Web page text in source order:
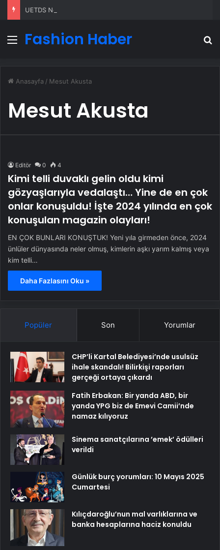
Menü
Fashion Haber
Anasayfa / Mesut Akusta
Mesut Akusta
Editör 0 4
Kimi telli duvaklı gelin oldu kimi
gözyaşlarıyla vedalaştı… Yine de en çok
onlar konuşuldu! İşte 2024 yılında en çok
konuşulan magazin olayları!
EN ÇOK BUNLARI KONUŞTUK! Yeni yıla girmeden önce, 2024
ünlüler dünyasında neler olmuş, kimlerin aşkı yarım kalmış veya
kim telli…
Daha Fazlasını Oku »
Popüler Son Yorumlar
CHP’li Kartal Belediyesi’nde usulsüz
ihale skandalı! Bilirkişi raporları
gerçeği ortaya çıkardı
Fatih Erbakan: Bir yanda ABD, bir
yanda YPG biz de Emevi Camii’nde
namaz kılıyoruz
Sinema sanatçılarına ’emek’ ödülleri
verildi
Günlük burç yorumları: 10 Mayıs 2025
Cumartesi
Kılıçdaroğlu’nun mal varlıklarına ve
banka hesaplarına haciz konuldu